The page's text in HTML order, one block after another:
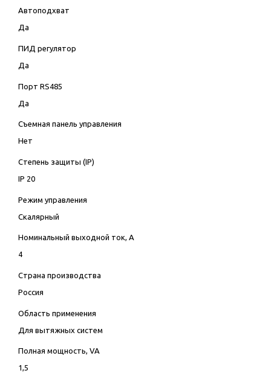
Автоподхват
Да
ПИД регулятор
Да
Порт RS485
Да
Съемная панель управления
Нет
Степень защиты (IP)
IP 20
Режим управления
Скалярный
Номинальный выходной ток, А
4
Страна производства
Россия
Область применения
Для вытяжных систем
Полная мощность, VA
1,5